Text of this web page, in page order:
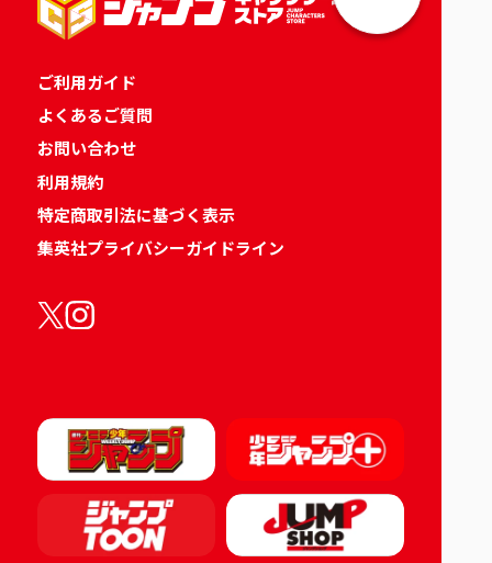
ご利用ガイド
よくあるご質問
お問い合わせ
利用規約
特定商取引法に基づく表示
集英社プライバシーガイドライン